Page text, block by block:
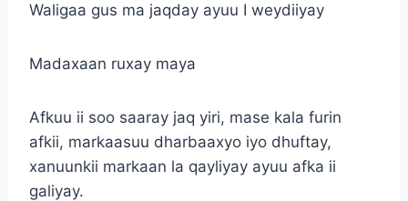
Waligaa gus ma jaqday ayuu I weydiiyay
Madaxaan ruxay maya
Afkuu ii soo saaray jaq yiri, mase kala furin
afkii, markaasuu dharbaaxyo iyo dhuftay,
xanuunkii markaan la qayliyay ayuu afka ii
galiyay.